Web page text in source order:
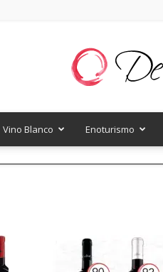
Vino Blanco Enoturismo